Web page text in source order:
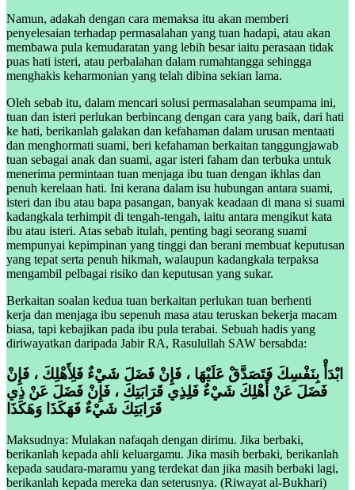
Namun, adakah dengan cara memaksa itu akan memberi
penyelesaian terhadap permasalahan yang tuan hadapi, atau akan
membawa pula kemudaratan yang lebih besar iaitu perasaan tidak
puas hati isteri, atau perbalahan dalam rumahtangga sehingga
menghakis keharmonian yang telah dibina sekian lama.
Oleh sebab itu, dalam mencari solusi permasalahan seumpama ini,
tuan dan isteri perlukan berbincang dengan cara yang baik, dari hati
ke hati, berikanlah galakan dan kefahaman dalam urusan mentaati
dan menghormati suami, beri kefahaman berkaitan tanggungjawab
tuan sebagai anak dan suami, agar isteri faham dan terbuka untuk
menerima permintaan tuan menjaga ibu tuan dengan ikhlas dan
penuh kerelaan hati. Ini kerana dalam isu hubungan antara suami,
isteri dan ibu atau bapa pasangan, banyak keadaan di mana si suami
kadangkala terhimpit di tengah-tengah, iaitu antara mengikut kata
ibu atau isteri. Atas sebab itulah, penting bagi seorang suami
mempunyai kepimpinan yang tinggi dan berani membuat keputusan
yang tepat serta penuh hikmah, walaupun kadangkala terpaksa
mengambil pelbagai risiko dan keputusan yang sukar.
Berkaitan soalan kedua tuan berkaitan perlukan tuan berhenti
kerja dan menjaga ibu sepenuh masa atau teruskan bekerja macam
biasa, tapi kebajikan pada ibu pula terabai. Sebuah hadis yang
diriwayatkan daripada Jabir RA, Rasulullah SAW bersabda:
ابْدَأْ بِنَفْسِكَ فَتَصَدَّقْ عَلَيْهَا ، فَإِنْ فَضَلَ شَيْءٌ فَلِأَهْلِكَ ، فَإِنْ
فَضَلَ عَنْ أَهْلِكَ شَيْءٌ فَلِذِي قَرَابَتِكَ ، فَإِنْ فَضَلَ عَنْ ذِي
قَرَابَتِكَ شَيْءٌ فَهَكَذَا وَهَكَذَا
Maksudnya: Mulakan nafaqah dengan dirimu. Jika berbaki,
berikanlah kepada ahli keluargamu. Jika masih berbaki, berikanlah
kepada saudara-maramu yang terdekat dan jika masih berbaki lagi,
berikanlah kepada mereka dan seterusnya. (Riwayat al-Bukhari)